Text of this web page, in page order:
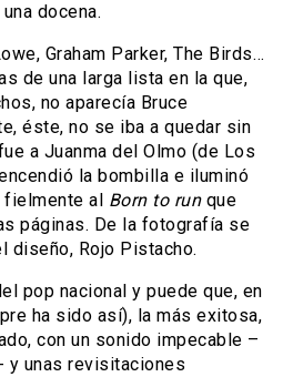
docena.
Graham Parker, The Birds…
de una larga lista en la que,
no aparecía Bruce
éste, no se iba a quedar sin
a Juanma del Olmo (de Los
la bombilla e iluminó
fielmente al Born to runque
páginas. De la fotografía se
diseño, Rojo Pistacho.
pop nacional y puede que, en
ha sido así), la más exitosa,
con un sonido impecable –
y unas revisitaciones